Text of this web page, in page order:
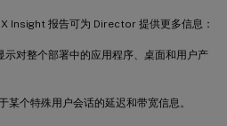
Insight 报告可为 Director 提供更多信息：
示对整个部署中的应用程序、桌面和用户产
某个特殊用户会话的延迟和带宽信息。